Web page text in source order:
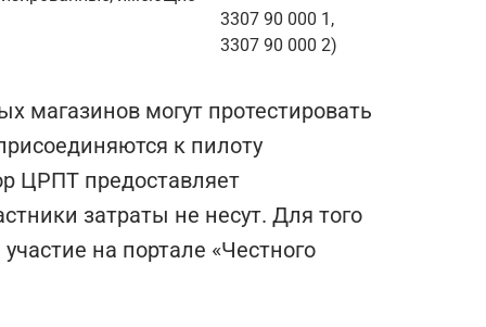
3307 90 000 1,
3307 90 000 2)
магазинов могут протестировать
к пилоту
ЦРПТ предоставляет
затраты не несут. Для того
на портале «Честного